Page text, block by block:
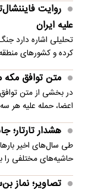
روایت
علیه ایران
تحلیلی اشاره دارد
کرده و کشورهای
متن توافق
در بخشی از متن
اعضا، حمله علیه هر
هشدار
طی سال‌های اخیر بارها
حاشیه‌های مختلفی را
تصاویر؛ نماز